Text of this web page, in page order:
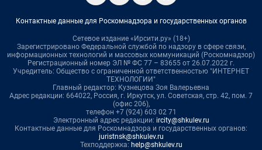
Контактные данные для Роскомнадзора и государственных органов
Сетевое издание «Ирсити.ру» (18+)
Зарегистрировано Федеральной службой по надзору в сфере связи,
информационных технологий и массовых коммуникаций (Роскомнадзор)
Регистрационный номер ЭЛ № ФС 77 – 83655 от 26.07.2022 г.
Учредитель: Общество с ограниченной ответственностью "ИНТЕРНЕТ
ТЕХНОЛОГИИ"
Главный редактор: Кузнецова Зоя Валерьевна
Адрес редакции: 664022, Россия, г. Иркутск, ул. Советская, стр. 42, пом. 7
(офис 206),
телефон +7 (924) 603 02 71
Электронный адрес редакции: ircity@shkulev.ru
Контактные данные для Роскомнадзора и государственных органов:
juristnsk@shkulev.ru
Техподдержка: help@shkulev.ru